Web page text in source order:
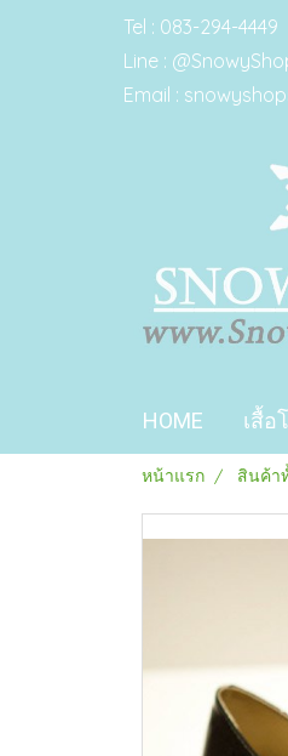
Tel : 083-294-4449
Line :
Email :
HOME เสื้
หน้าแรก สินค้า